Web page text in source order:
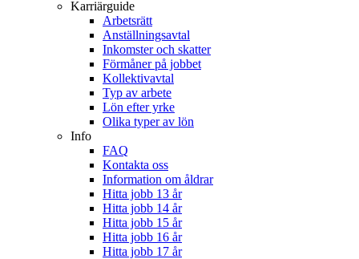
Karriärguide
Arbetsrätt
Anställningsavtal
Inkomster och skatter
Förmåner på jobbet
Kollektivavtal
Typ av arbete
Lön efter yrke
Olika typer av lön
Info
FAQ
Kontakta oss
Information om åldrar
Hitta jobb 13 år
Hitta jobb 14 år
Hitta jobb 15 år
Hitta jobb 16 år
Hitta jobb 17 år